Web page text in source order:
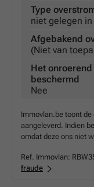
Type
niet gelegen
Afgebakend
(Niet van
Het
beschermd
Nee
Immovlan.be toont
aangeleverd. Indien
omdat deze ons niet
Ref. Immovlan:
fraude